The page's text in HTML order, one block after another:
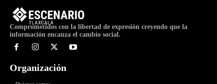
Comprometidos con la libertad de expresión creyendo que la
información encauza el cambio social.
Organización